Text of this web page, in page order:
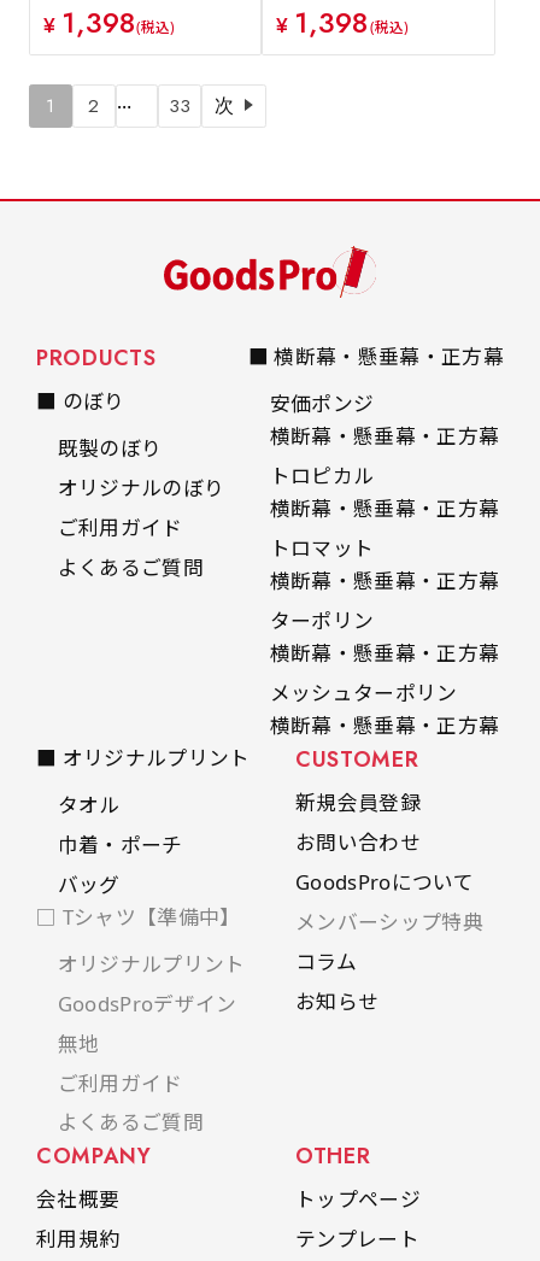
¥ 1,398(税込)
¥ 1,398(税込)
1 2 … 33 次
PRODUCTS
■ のぼり
既製のぼり
オリジナルのぼり
ご利用ガイド
よくあるご質問
■ 横断幕・懸垂幕・正方幕
安価ポンジ
横断幕・懸垂幕・正方幕
トロピカル
横断幕・懸垂幕・正方幕
トロマット
横断幕・懸垂幕・正方幕
ターポリン
横断幕・懸垂幕・正方幕
メッシュターポリン
横断幕・懸垂幕・正方幕
■ オリジナルプリント
タオル
巾着・ポーチ
バッグ
□ Tシャツ【準備中】
オリジナルプリント
GoodsProデザイン
無地
ご利用ガイド
よくあるご質問
CUSTOMER
新規会員登録
お問い合わせ
GoodsProについて
メンバーシップ特典
コラム
お知らせ
COMPANY
会社概要
利用規約
OTHER
トップページ
テンプレート